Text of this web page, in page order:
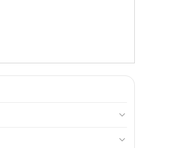
таких як протеїнові порошки та